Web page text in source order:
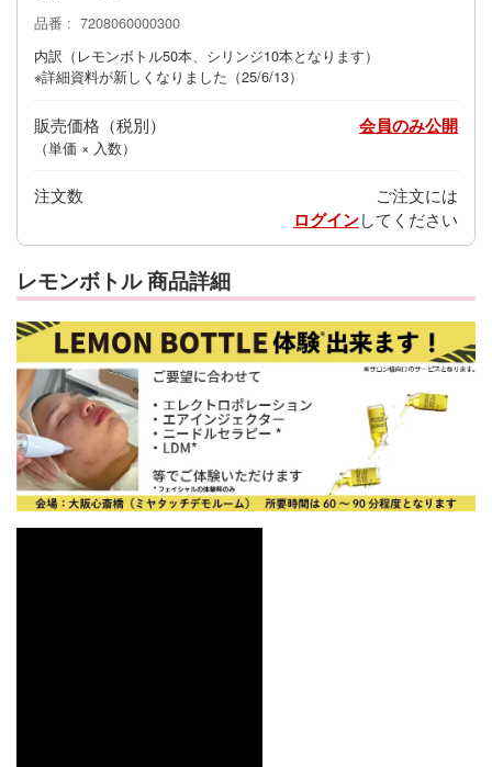
品番
7208060000300
内訳（レモンボトル50本、シリンジ10本となります）
※詳細資料が新しくなりました（25/6/13）
販売価格
（単価 × 入数）
会員のみ公開
注文数 ご注文には
ログインしてください
レモンボトル 商品詳細